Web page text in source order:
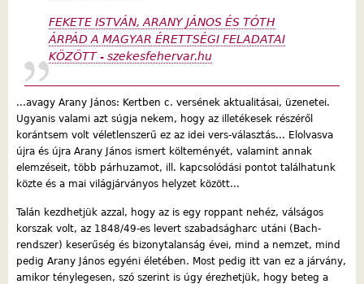
FEKETE ISTVÁN, ARANY JÁNOS ÉS TÓTH
ÁRPÁD A MAGYAR ÉRETTSÉGI FELADATAI
KÖZÖTT - szekesfehervar.hu
...avagy Arany János: Kertben c. versének aktualitásai, üzenetei.
Ugyanis valami azt súgja nekem, hogy az illetékesek részéről
korántsem volt véletlenszerű ez az idei vers-választás... Elolvasva
újra és újra Arany János ismert költeményét, valamint annak
elemzéseit, több párhuzamot, ill. kapcsolódási pontot találhatunk
közte és a mai világjárványos helyzet között...
Talán kezdhetjük azzal, hogy az is egy roppant nehéz, válságos
korszak volt, az 1848/49-es levert szabadságharc utáni (Bach-
rendszer) keserűség és bizonytalanság évei, mind a nemzet, mind
pedig Arany János egyéni életében. Most pedig itt van ez a járvány,
amikor ténylegesen, szó szerint is úgy érezhetjük, hogy beteg a